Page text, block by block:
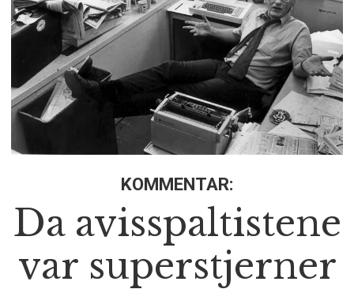
KOMMENTAR:
Da avisspaltistene
var superstjerner